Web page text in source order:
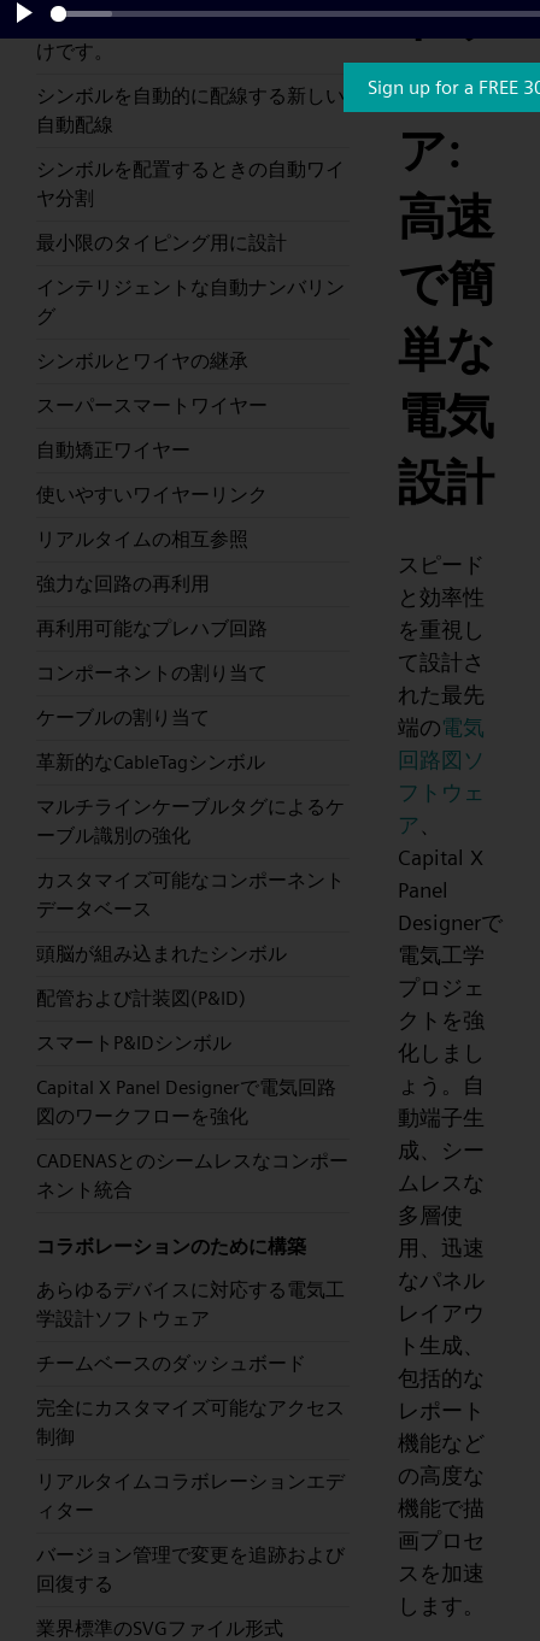
で、ドラッグアンドドロップするだ
けです。
シンボルを自動的に配線する新しい
自動配線
シンボルを配置するときの自動ワイ
ヤ分割
最小限のタイピング用に設計
インテリジェントな自動ナンバリン
グ
シンボルとワイヤの継承
スーパースマートワイヤー
自動矯正ワイヤー
使いやすいワイヤーリンク
リアルタイムの相互参照
強力な回路の再利用
再利用可能なプレハブ回路
コンポーネントの割り当て
ケーブルの割り当て
革新的なCableTagシンボル
マルチラインケーブルタグによるケ
ーブル識別の強化
カスタマイズ可能なコンポーネント
データベース
頭脳が組み込まれたシンボル
配管および計装図(P&ID)
スマートP&IDシンボル
Capital X Panel Designerで電気回路
図のワークフローを強化
CADENASとのシームレスなコンポー
ネント統合
コラボレーションのために構築
あらゆるデバイスに対応する電気工
学設計ソフトウェア
チームベースのダッシュボード
完全にカスタマイズ可能なアクセス
制御
リアルタイムコラボレーションエデ
ィター
バージョン管理で変更を追跡および
回復する
業界標準のSVGファイル形式
トウ
ェ
ア:
高速
で簡
単な
電気
設計
スピード
と効率性
を重視し
て設計さ
れた最先
端の電気
回路図ソ
フトウェ
ア
Capital X
Panel
Designerで
電気工学
プロジェ
クトを強
化しまし
ょう。自
動端子生
成、シー
ムレスな
多層使
用、迅速
なパネル
レイアウ
ト生成、
包括的な
レポート
機能など
の高度な
機能で描
画プロセ
スを加速
します。
Play
Sign up for a FREE